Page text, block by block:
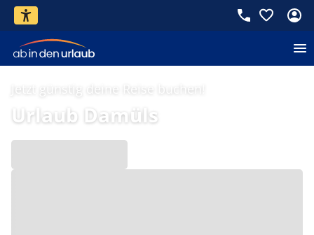
Jetzt günstig deine Reise buchen!
Urlaub Damüls